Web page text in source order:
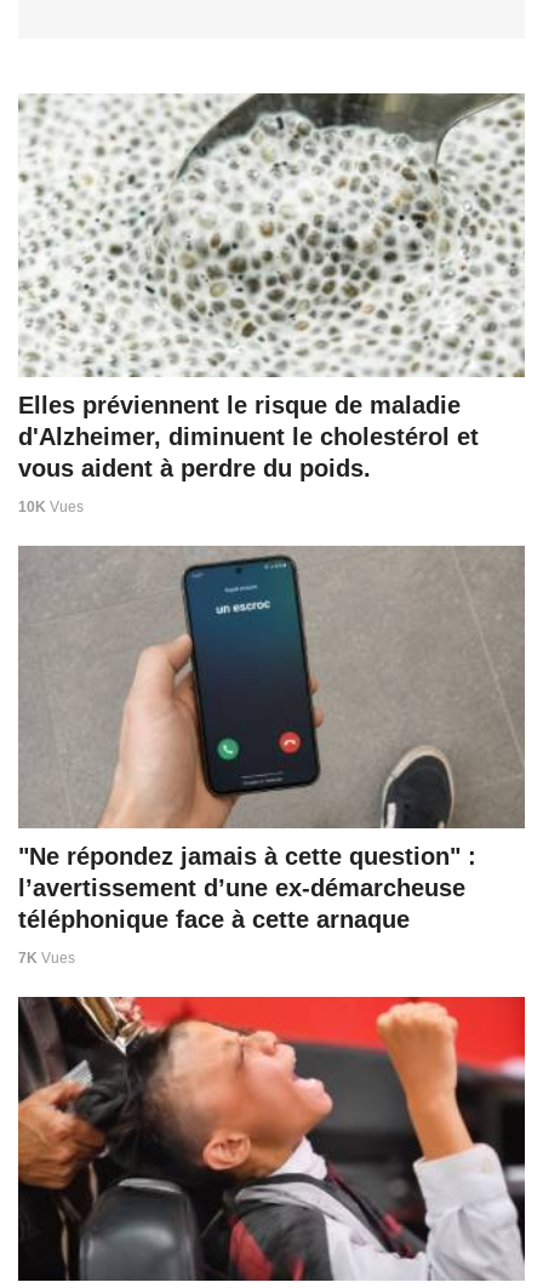
Elles préviennent le risque de maladie
d'Alzheimer, diminuent le cholestérol et
vous aident à perdre du poids.
10K Vues
"Ne répondez jamais à cette question" :
l’avertissement d’une ex-démarcheuse
téléphonique face à cette arnaque
7K Vues